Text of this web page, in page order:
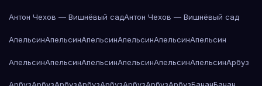
Антон Чехов — Вишнёвый садАнтон Чехов — Вишнёвый сад
АпельсинАпельсинАпельсинАпельсинАпельсинАпельсин
АпельсинАпельсинАпельсинАпельсинАпельсинАпельсинАрбуз